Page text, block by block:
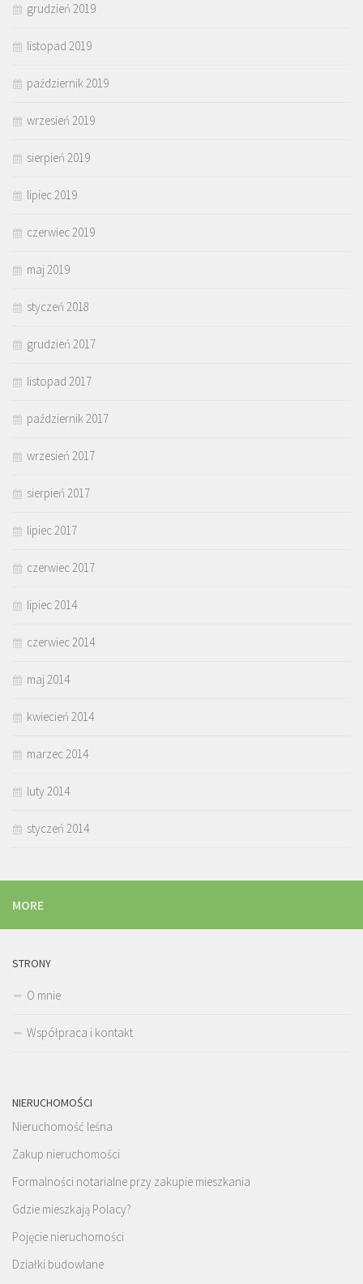
grudzień 2019
listopad 2019
październik 2019
wrzesień 2019
sierpień 2019
lipiec 2019
czerwiec 2019
maj 2019
styczeń 2018
grudzień 2017
listopad 2017
październik 2017
wrzesień 2017
sierpień 2017
lipiec 2017
czerwiec 2017
lipiec 2014
czerwiec 2014
maj 2014
kwiecień 2014
marzec 2014
luty 2014
styczeń 2014
MORE
STRONY
O mnie
Współpraca i kontakt
NIERUCHOMOŚCI
Nieruchomość leśna
Zakup nieruchomości
Formalności notarialne przy zakupie mieszkania
Gdzie mieszkają Polacy?
Pojęcie nieruchomości
Działki budowlane